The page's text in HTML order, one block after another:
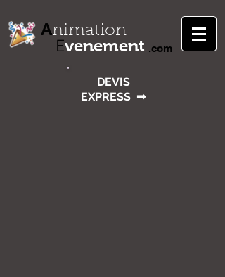
Animation
.com
Evenement
DEVIS
EXPRESS ➡